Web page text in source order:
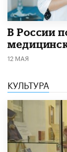
В России
12 МАЯ
КУЛЬТУРА